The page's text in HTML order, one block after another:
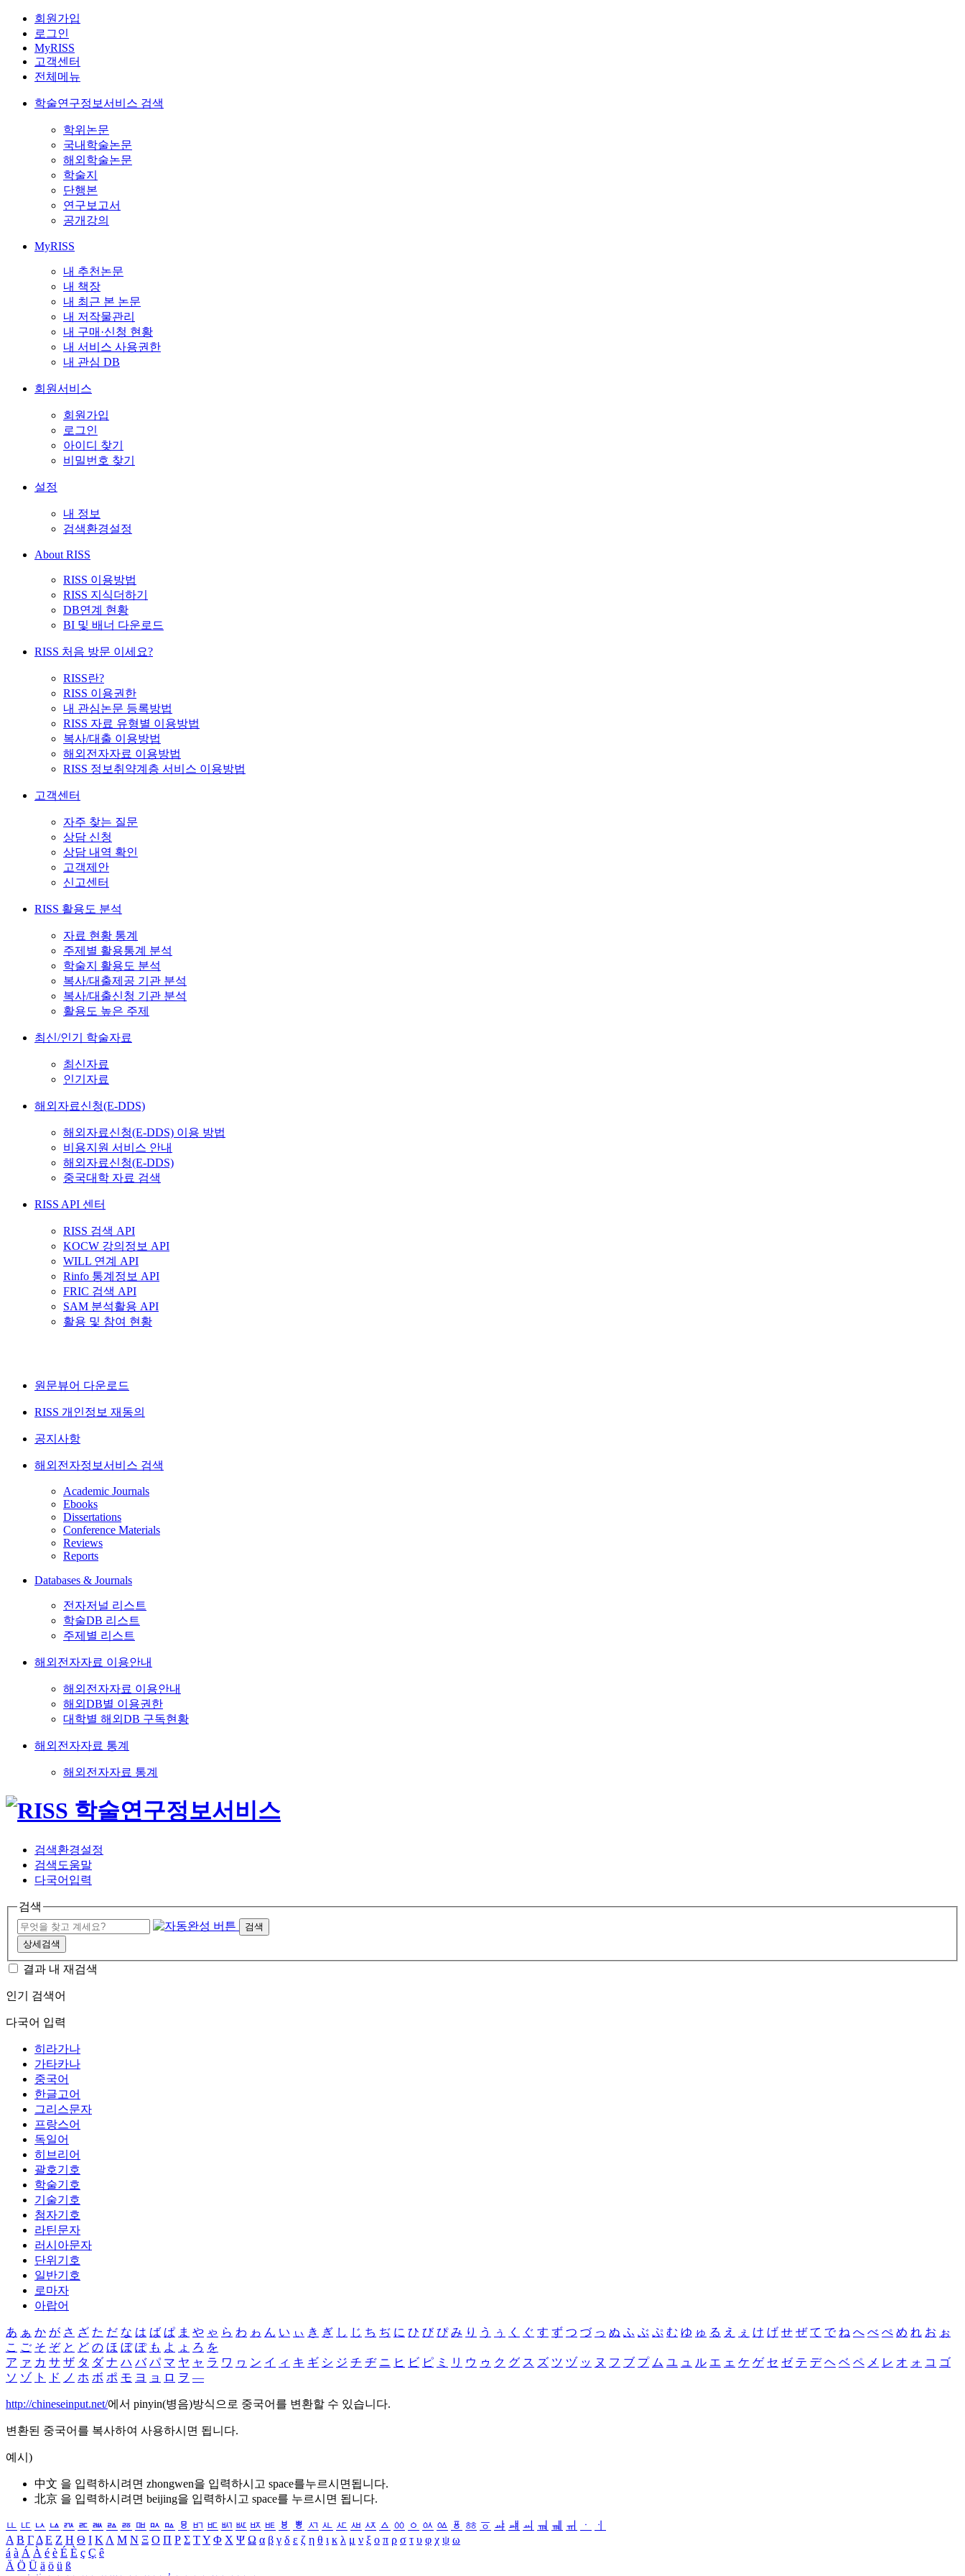
회원가입
로그인
MyRISS
고객센터
전체메뉴
학술연구정보서비스 검색
학위논문
국내학술논문
해외학술논문
학술지
단행본
연구보고서
공개강의
MyRISS
내 추천논문
내 책장
내 최근 본 논문
내 저작물관리
내 구매·신청 현황
내 서비스 사용권한
내 관심 DB
회원서비스
회원가입
로그인
아이디 찾기
비밀번호 찾기
설정
내 정보
검색환경설정
About RISS
RISS 이용방법
RISS 지식더하기
DB연계 현황
BI 및 배너 다운로드
RISS 처음 방문 이세요?
RISS란?
RISS 이용권한
내 관심논문 등록방법
RISS 자료 유형별 이용방법
복사/대출 이용방법
해외전자자료 이용방법
RISS 정보취약계층 서비스 이용방법
고객센터
자주 찾는 질문
상담 신청
상담 내역 확인
고객제안
신고센터
RISS 활용도 분석
자료 현황 통계
주제별 활용통계 분석
학술지 활용도 분석
복사/대출제공 기관 분석
복사/대출신청 기관 분석
활용도 높은 주제
최신/인기 학술자료
최신자료
인기자료
해외자료신청(E-DDS)
해외자료신청(E-DDS) 이용 방법
비용지원 서비스 안내
해외자료신청(E-DDS)
중국대학 자료 검색
RISS API 센터
RISS 검색 API
KOCW 강의정보 API
WILL 연계 API
Rinfo 통계정보 API
FRIC 검색 API
SAM 분석활용 API
활용 및 참여 현황
원문뷰어 다운로드
RISS 개인정보 재동의
공지사항
해외전자정보서비스 검색
Academic Journals
Ebooks
Dissertations
Conference Materials
Reviews
Reports
Databases & Journals
전자저널 리스트
학술DB 리스트
주제별 리스트
해외전자자료 이용안내
해외전자자료 이용안내
해외DB별 이용권한
대학별 해외DB 구독현황
해외전자자료 통계
해외전자자료 통계
검색환경설정
검색도움말
다국어입력
검색
검색
상세검색
결과 내 재검색
인기 검색어
다국어 입력
히라가나
가타카나
중국어
한글고어
그리스문자
프랑스어
독일어
히브리어
괄호기호
학술기호
기술기호
첨자기호
라틴문자
러시아문자
단위기호
일반기호
로마자
아랍어
あ ぁ か が さ ざ た だ な は ば ぱ ま や ゃ ら わ ゎ ん い ぃ き ぎ し じ ち ぢ に ひ び ぴ み り う ぅ く ぐ す ず つ づ っ ぬ ふ ぶ ぷ む ゆ ゅ る え ぇ け げ せ ぜ て で ね へ べ ぺ め れ お ぉ
こ ご そ ぞ と ど の ほ ぼ ぽ も よ ょ ろ を
ア ァ カ サ ザ タ ダ ナ ハ バ パ マ ヤ ャ ラ ワ ヮ ン イ ィ キ ギ シ ジ チ ヂ ニ ヒ ビ ピ ミ リ ウ ゥ ク グ ス ズ ツ ヅ ッ ヌ フ ブ プ ム ユ ュ ル エ ェ ケ ゲ セ ゼ テ デ ヘ ベ ペ メ レ オ ォ コ ゴ
ソ ゾ ト ド ノ ホ ボ ポ モ ヨ ョ ロ ヲ ―
http://chineseinput.net/에서 pinyin(병음)방식으로 중국어를 변환할 수 있습니다.
변환된 중국어를 복사하여 사용하시면 됩니다.
예시)
中文 을 입력하시려면 zhongwen을 입력하시고 space를누르시면됩니다.
北京 을 입력하시려면 beijing을 입력하시고 space를 누르시면 됩니다.
ㅥ ㅦ ㅧ ㅨ ㅩ ㅪ ㅫ ㅬ ㅭ ㅮ ㅯ ㅰ ㅱ ㅲ ㅳ ㅴ ㅵ ㅶ ㅷ ㅸ ㅹ ㅺ ㅻ ㅼ ㅽ ㅾ ㅿ ㆀ ㆁ ㆂ ㆃ ㆄ ㆅ ㆆ ㆇ ㆈ ㆉ ㆊ ㆋ ㆌ ㆍ
ㆎ
Α Β ΓΔ Ε Ζ Η Θ Ι ΚΛ Μ Ν Ξ Ο Π Ρ Σ ΤΥ Φ Χ Ψ Ω α β γ δ ε ζ η θ ι κ λ μ ν ξ ο π ρ σ τ υ φ χ ψ ω
á à Á À é è É È ç Ç ê
Ä Ö Ü ä ö ü ß